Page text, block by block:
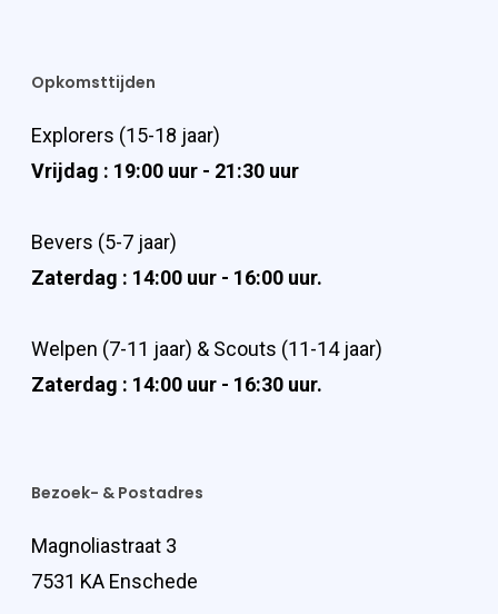
Opkomsttijden
Explorers (15-18 jaar)
Vrijdag : 19:00 uur - 21:30 uur
Bevers (5-7 jaar)
Zaterdag : 14:00 uur - 16:00 uur.
Welpen (7-11 jaar) & Scouts (11-14 jaar)
Zaterdag : 14:00 uur - 16:30 uur.
Bezoek- & Postadres
Magnoliastraat 3
7531 KA Enschede